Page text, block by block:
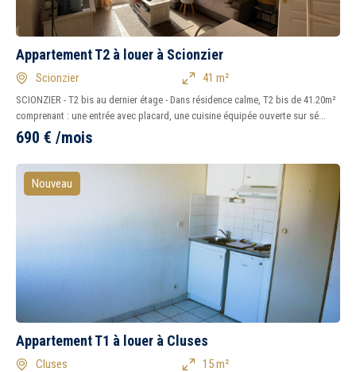
Appartement T2 à louer à Scionzier
Scionzier 41 m²
SCIONZIER - T2 bis au dernier étage - Dans résidence calme, T2 bis de 41.20m²
comprenant : une entrée avec placard, une cuisine équipée ouverte sur sé...
690 € /mois
Nouveau
Appartement T1 à louer à Cluses
Cluses 15 m²